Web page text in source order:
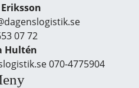
07 72
Hultén
070-4775904